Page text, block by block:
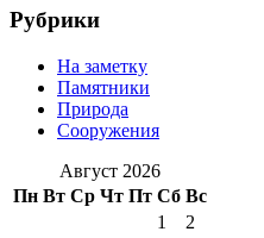
Рубрики
На заметку
Памятники
Природа
Сооружения
Август 2026
Пн Вт Ср Чт Пт Сб Вс
1
2